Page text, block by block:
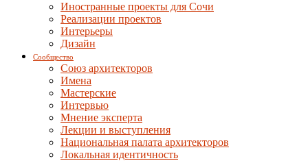
Иностранные проекты для Сочи
Реализации проектов
Интерьеры
Дизайн
Сообщество
Союз архитекторов
Имена
Мастерские
Интервью
Мнение эксперта
Лекции и выступления
Национальная палата архитекторов
Локальная идентичность